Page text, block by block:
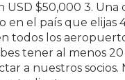
USD $50,000 3. Una
en el país que elijas
todos los
tener al menos 20
a nuestros socios.